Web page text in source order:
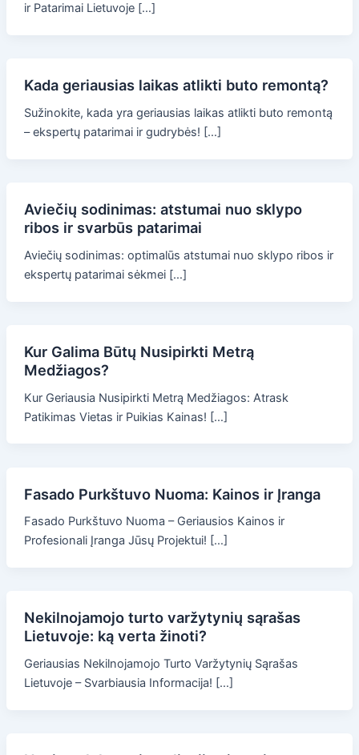
ir Patarimai Lietuvoje […]
Kada geriausias laikas atlikti buto remontą?
Sužinokite, kada yra geriausias laikas atlikti buto remontą
– ekspertų patarimai ir gudrybės! […]
Aviečių sodinimas: atstumai nuo sklypo
ribos ir svarbūs patarimai
Aviečių sodinimas: optimalūs atstumai nuo sklypo ribos ir
ekspertų patarimai sėkmei […]
Kur Galima Būtų Nusipirkti Metrą
Medžiagos?
Kur Geriausia Nusipirkti Metrą Medžiagos: Atrask
Patikimas Vietas ir Puikias Kainas! […]
Fasado Purkštuvo Nuoma: Kainos ir Įranga
Fasado Purkštuvo Nuoma – Geriausios Kainos ir
Profesionali Įranga Jūsų Projektui! […]
Nekilnojamojo turto varžytynių sąrašas
Lietuvoje: ką verta žinoti?
Geriausias Nekilnojamojo Turto Varžytynių Sąrašas
Lietuvoje – Svarbiausia Informacija! […]